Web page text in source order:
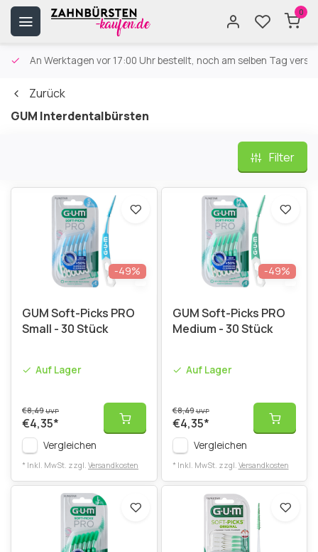
0
An Werktagen vor 17:00 Uhr bestellt, noch am selben Tag
Zurück
GUM Interdentalbürsten
Filter
-49%
GUM Soft-Picks PRO
Small - 30 Stück
Auf Lager
€8,49UVP
€4,35*
Vergleichen
* Inkl. MwSt. zzgl. Versandkosten
-49%
GUM Soft-Picks PRO
Medium - 30 Stück
Auf Lager
€8,49UVP
€4,35*
Vergleichen
* Inkl. MwSt. zzgl. Versandkosten